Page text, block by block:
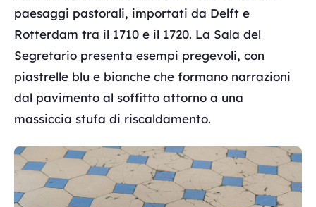
paesaggi pastorali, importati da Delft e
Rotterdam tra il 1710 e il 1720. La Sala del
Segretario presenta esempi pregevoli, con
piastrelle blu e bianche che formano narrazioni
dal pavimento al soffitto attorno a una
massiccia stufa di riscaldamento.